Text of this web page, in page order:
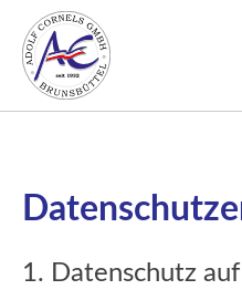
Zum
Inhalt
springen
Firmenstruktur
Stahlbau
Jobs & Ausbildung
1. Datenschutz